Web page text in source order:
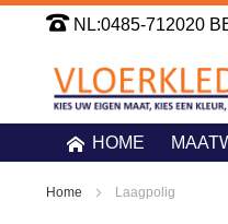
Ga
de
inhoud
NL:0485-712020
HOME
Home Laagpolig